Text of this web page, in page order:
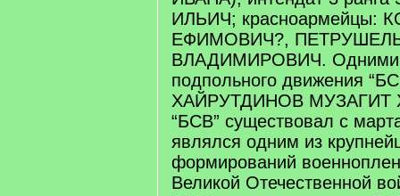
ИЛЬИЧ; красноармейцы:
ЕФИМОВИЧ?,
ВЛАДИМИРОВИЧ. Одними
подпольного движения
ХАЙРУТДИНОВ МУЗАГИТ
“БСВ” существовал с
являлся одним из
формирований
Великой Отечественной